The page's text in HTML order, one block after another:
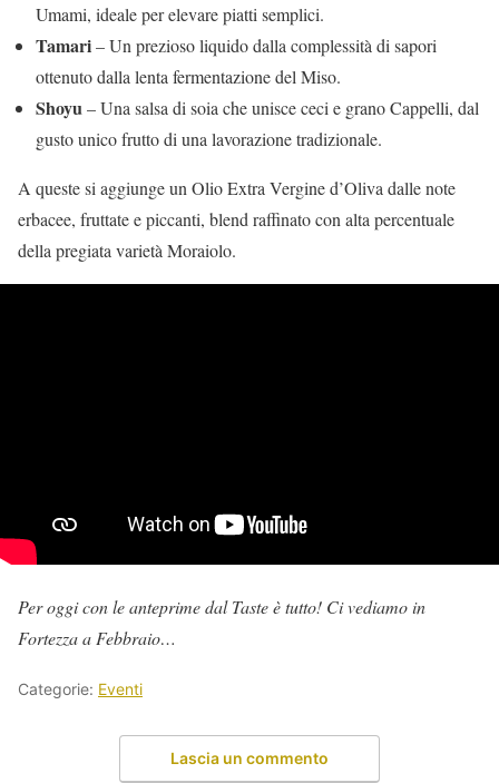
Umami, ideale per elevare piatti semplici.
Tamari– Un prezioso liquido dalla complessità di sapori
ottenuto dalla lenta fermentazione del Miso.
Shoyu– Una salsa di soia che unisce ceci e grano Cappelli, dal
gusto unico frutto di una lavorazione tradizionale.
A queste si aggiunge un Olio Extra Vergine d’Oliva dalle note
erbacee, fruttate e piccanti, blend raffinato con alta percentuale
della pregiata varietà Moraiolo.
Per oggi con le anteprime dal Taste è tutto! Ci vediamo in
Fortezza a Febbraio…
Categorie: Eventi
Lascia un commento